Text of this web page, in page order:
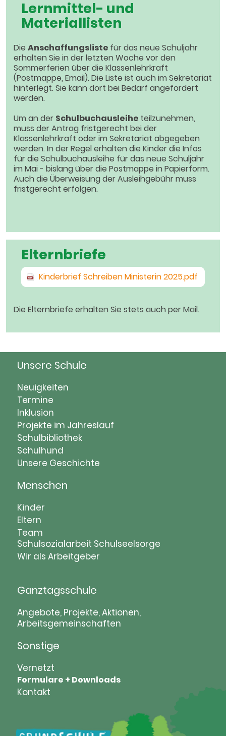
Lernmittel- und
Materiallisten
Die Anschaffungsliste für das neue Schuljahr
erhalten Sie in der letzten Woche vor den
Sommerferien über die Klassenlehrkraft
(Postmappe, Email). Die Liste ist auch im Sekretariat
hinterlegt. Sie kann dort bei Bedarf angefordert
werden.
Um an der Schulbuchausleihe teilzunehmen,
muss der Antrag fristgerecht bei der
Klassenlehrkraft oder im Sekretariat abgegeben
werden. In der Regel erhalten die Kinder die Infos
für die Schulbuchausleihe für das neue Schuljahr
im Mai - bislang über die Postmappe in Papierform.
Auch die Überweisung der Ausleihgebühr muss
fristgerecht erfolgen.
Elternbriefe
Kinderbrief Schreiben Ministerin 2025.pdf
Die Elternbriefe erhalten Sie stets auch per Mail.
Unsere Schule
Navigation
überspringen
Neuigkeiten
Termine
Inklusion
Projekte im Jahreslauf
Schulbibliothek
Schulhund
Unsere Geschichte
Menschen
Navigation
überspringen
Kinder
Eltern
Team
Schulsozialarbeit Schulseelsorge
Wir als Arbeitgeber
Ganztagsschule
Navigation
überspringen
Angebote, Projekte, Aktionen,
Arbeitsgemeinschaften
Sonstige
Navigation
überspringen
Vernetzt
Formulare + Downloads
Kontakt